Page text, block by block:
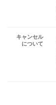
キャンセル
について